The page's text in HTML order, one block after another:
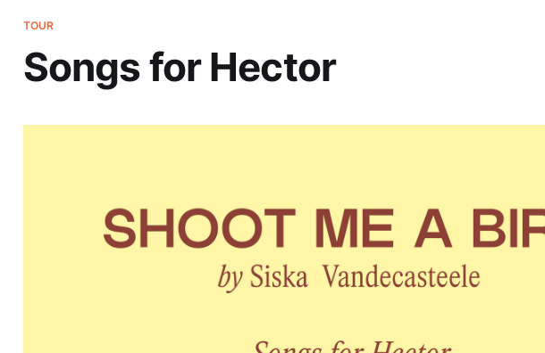
TOUR
Songs for Hector